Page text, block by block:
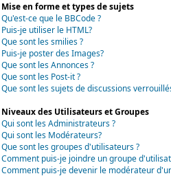
Mise en forme et types de sujets
Qu'est-ce que le BBCode ?
Puis-je utiliser le HTML?
Que sont les smilies ?
Puis-je poster des Images?
Que sont les Annonces ?
Que sont les Post-it ?
Que sont les sujets de discussions
Niveaux des Utilisateurs et Groupes
Qui sont les Administrateurs ?
Qui sont les Modérateurs?
Que sont les groupes d'utilisateurs ?
Comment puis-je joindre un groupe
Comment puis-je devenir le modérateur